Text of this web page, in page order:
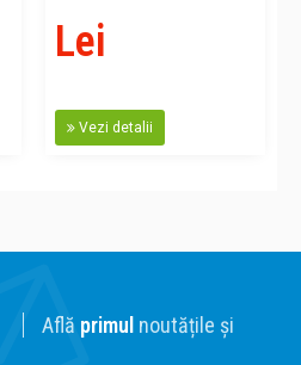
Lei
Vezi detalii
Află primul noutățile și